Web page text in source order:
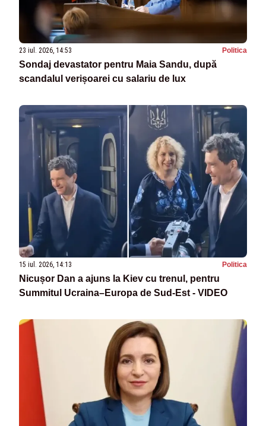
23 iul. 2026, 14:53 Politica
Sondaj devastator pentru Maia Sandu, după
scandalul verișoarei cu salariu de lux
15 iul. 2026, 14:13 Politica
Nicușor Dan a ajuns la Kiev cu trenul, pentru
Summitul Ucraina–Europa de Sud-Est - VIDEO